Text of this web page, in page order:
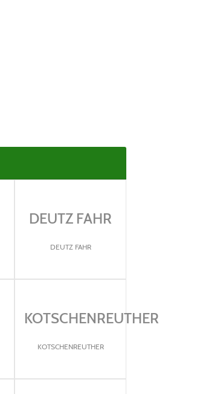
DEUTZ FAHR
DEUTZ FAHR
KOTSCHENREUTHER
KOTSCHENREUTHER